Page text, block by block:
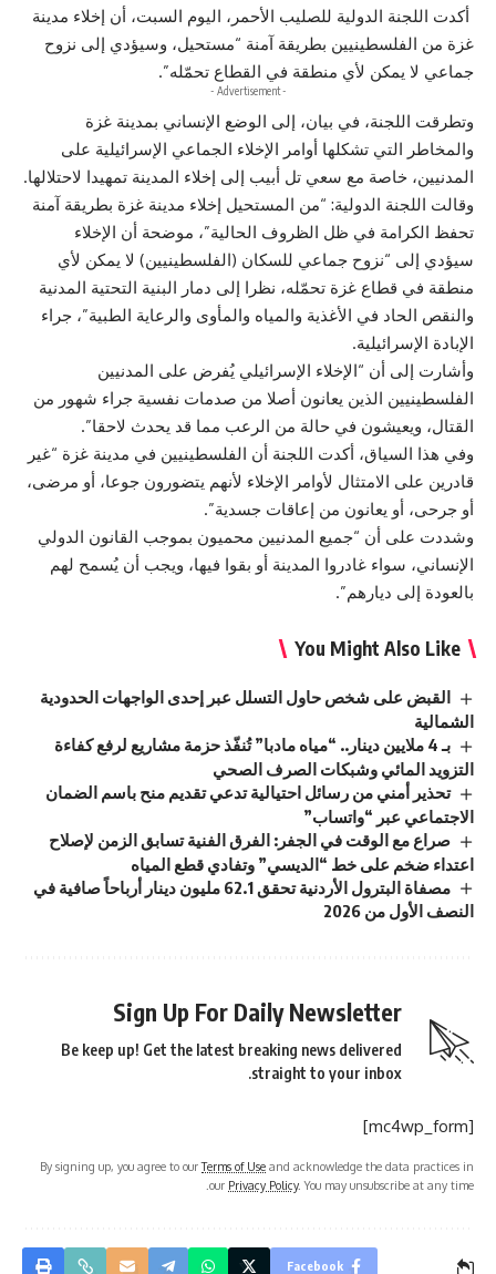
أكدت اللجنة الدولية للصليب الأحمر، اليوم السبت، أن إخلاء مدينة
غزة من الفلسطينيين بطريقة آمنة “مستحيل، وسيؤدي إلى نزوح
جماعي لا يمكن لأي منطقة في القطاع تحمّله”.
- Advertisement -
وتطرقت اللجنة، في بيان، إلى الوضع الإنساني بمدينة غزة
والمخاطر التي تشكلها أوامر الإخلاء الجماعي الإسرائيلية على
المدنيين، خاصة مع سعي تل أبيب إلى إخلاء المدينة تمهيدا لاحتلالها.
وقالت اللجنة الدولية: “من المستحيل إخلاء مدينة غزة بطريقة آمنة
تحفظ الكرامة في ظل الظروف الحالية”، موضحة أن الإخلاء
سيؤدي إلى “نزوح جماعي للسكان (الفلسطينيين) لا يمكن لأي
منطقة في قطاع غزة تحمّله، نظرا إلى دمار البنية التحتية المدنية
والنقص الحاد في الأغذية والمياه والمأوى والرعاية الطبية”، جراء
الإبادة الإسرائيلية.
وأشارت إلى أن “الإخلاء الإسرائيلي يُفرض على المدنيين
الفلسطينيين الذين يعانون أصلا من صدمات نفسية جراء شهور من
القتال، ويعيشون في حالة من الرعب مما قد يحدث لاحقا”.
وفي هذا السياق، أكدت اللجنة أن الفلسطينيين في مدينة غزة “غير
قادرين على الامتثال لأوامر الإخلاء لأنهم يتضورون جوعا، أو مرضى،
أو جرحى، أو يعانون من إعاقات جسدية”.
وشددت على أن “جميع المدنيين محميون بموجب القانون الدولي
الإنساني، سواء غادروا المدينة أو بقوا فيها، ويجب أن يُسمح لهم
بالعودة إلى ديارهم”.
You Might Also Like
القبض على شخص حاول التسلل عبر إحدى الواجهات الحدودية
الشمالية
بـ 4 ملايين دينار.. “مياه مادبا” تُنفّذ حزمة مشاريع لرفع كفاءة
التزويد المائي وشبكات الصرف الصحي
تحذير أمني من رسائل احتيالية تدعي تقديم منح باسم الضمان
الاجتماعي عبر “واتساب”
صراع مع الوقت في الجفر: الفرق الفنية تسابق الزمن لإصلاح
اعتداء ضخم على خط “الديسي” وتفادي قطع المياه
مصفاة البترول الأردنية تحقق 62.1 مليون دينار أرباحاً صافية في
النصف الأول من 2026
Sign Up For Daily Newsletter
Be keep up! Get the latest breaking news delivered
straight to your inbox.
[mc4wp_form]
By signing up, you agree to ourTerms of Use and acknowledge the data practices in
our Privacy Policy. You may unsubscribe at any time.
Facebook